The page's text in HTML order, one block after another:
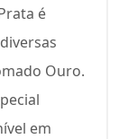
é
Ouro.
em